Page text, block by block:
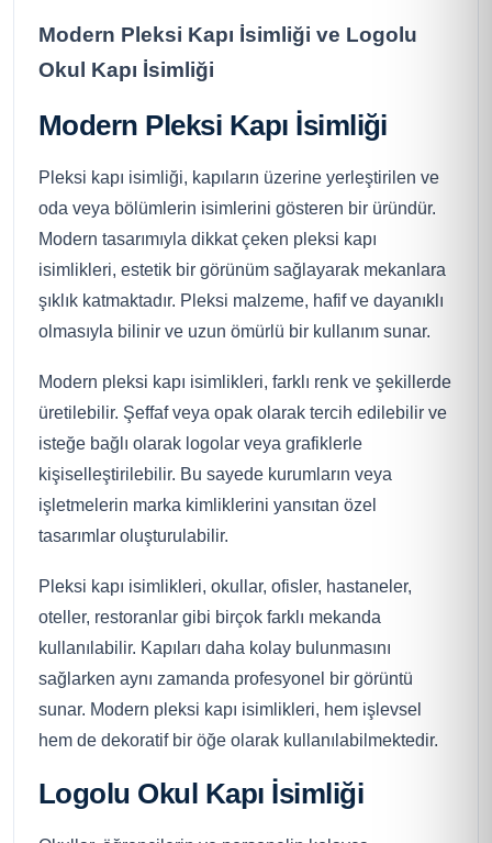
Modern Pleksi Kapı İsimliği ve Logolu
Okul Kapı İsimliği
Modern Pleksi Kapı İsimliği
Pleksi kapı isimliği, kapıların üzerine yerleştirilen ve
oda veya bölümlerin isimlerini gösteren bir üründür.
Modern tasarımıyla dikkat çeken pleksi kapı
isimlikleri, estetik bir görünüm sağlayarak mekanlara
şıklık katmaktadır. Pleksi malzeme, hafif ve dayanıklı
olmasıyla bilinir ve uzun ömürlü bir kullanım sunar.
Modern pleksi kapı isimlikleri, farklı renk ve şekillerde
üretilebilir. Şeffaf veya opak olarak tercih edilebilir ve
isteğe bağlı olarak logolar veya grafiklerle
kişiselleştirilebilir. Bu sayede kurumların veya
işletmelerin marka kimliklerini yansıtan özel
tasarımlar oluşturulabilir.
Pleksi kapı isimlikleri, okullar, ofisler, hastaneler,
oteller, restoranlar gibi birçok farklı mekanda
kullanılabilir. Kapıları daha kolay bulunmasını
sağlarken aynı zamanda profesyonel bir görüntü
sunar. Modern pleksi kapı isimlikleri, hem işlevsel
hem de dekoratif bir öğe olarak kullanılabilmektedir.
Logolu Okul Kapı İsimliği